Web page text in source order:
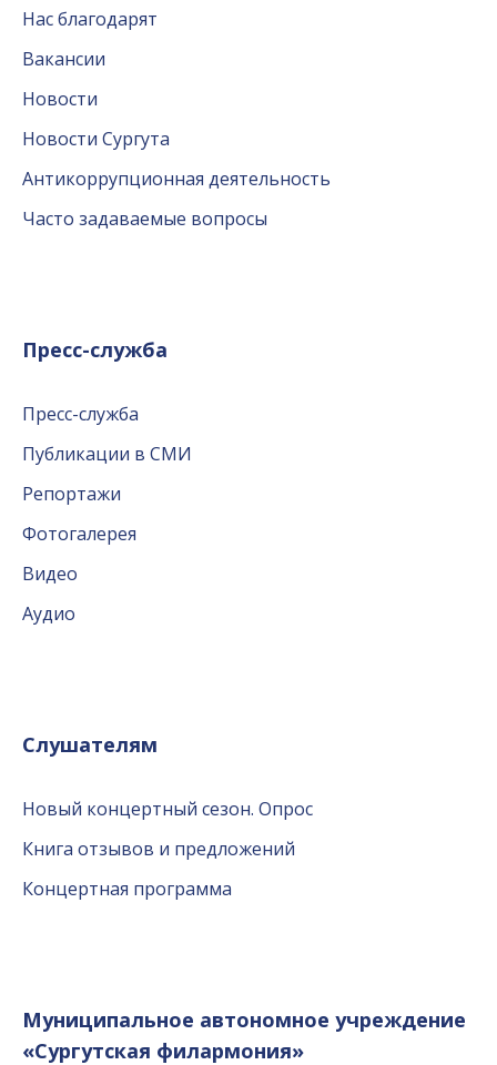
Нас благодарят
Вакансии
Новости
Новости Сургута
Антикоррупционная деятельность
Часто задаваемые вопросы
Пресс-служба
Пресс-служба
Публикации в СМИ
Репортажи
Фотогалерея
Видео
Аудио
Слушателям
Новый концертный сезон. Опрос
Книга отзывов и предложений
Концертная программа
Муниципальное автономное учреждение
«Сургутская филармония»